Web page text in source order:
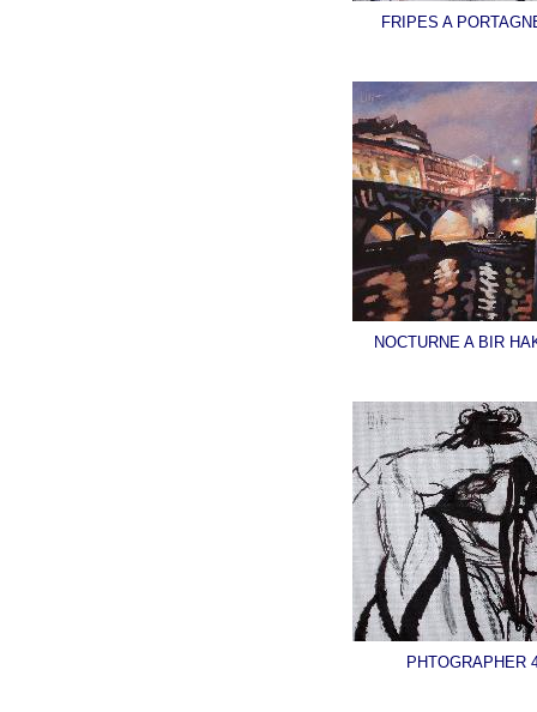
FRIPES A
NOCTURNE A BIR
PHTOGRAPHER